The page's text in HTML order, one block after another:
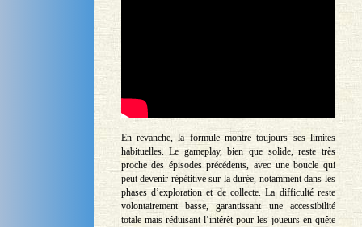
En revanche, la formule montre toujours ses limites
habituelles. Le gameplay, bien que solide, reste très
proche des épisodes précédents, avec une boucle qui
peut devenir répétitive sur la durée, notamment dans les
phases d’exploration et de collecte. La difficulté reste
volontairement basse, garantissant une accessibilité
totale mais réduisant l’intérêt pour les joueurs en quête